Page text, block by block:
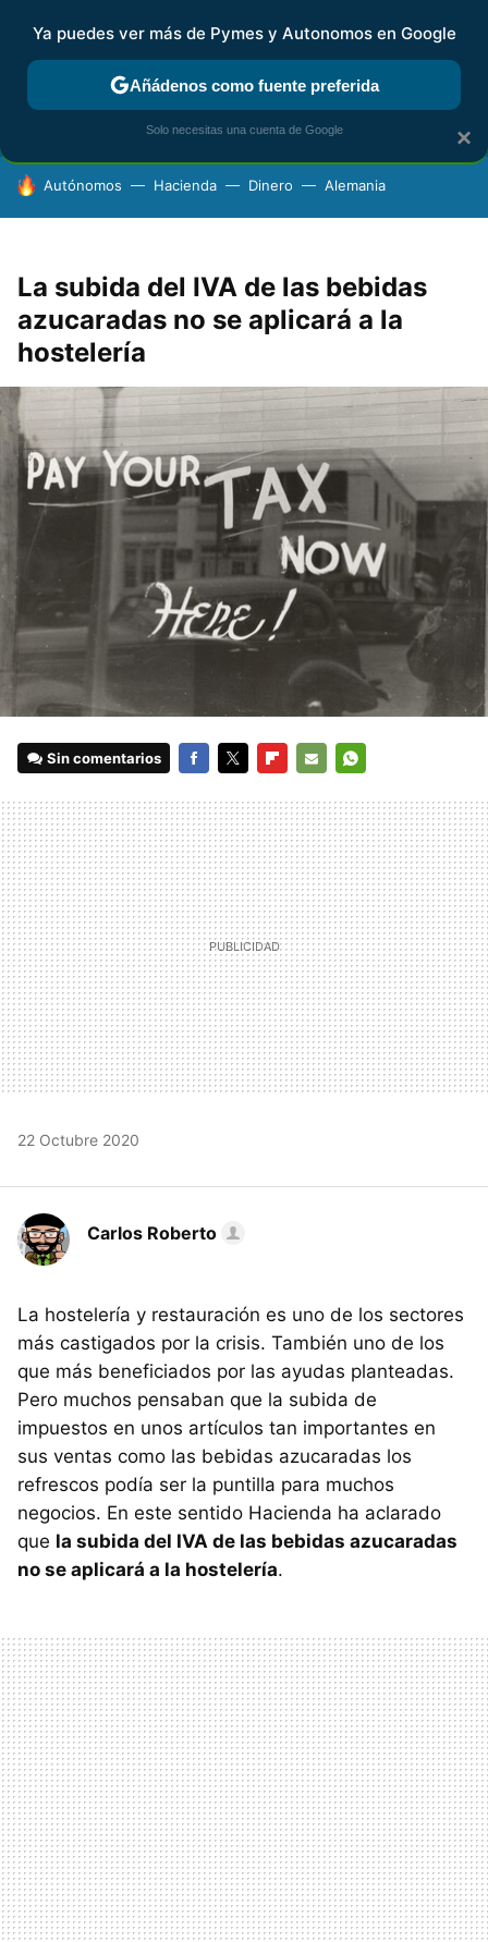
FISCALIDAD Y CONTABILIDAD KIT DIGITAL RENTA
HOY SE HABLA DE
Autónomos Hacienda Dinero Alemania
La subida del IVA de las bebidas
azucaradas no se aplicará a la
hostelería
Sin comentarios
MAIL
22 Octubre 2020
Carlos Roberto
La hostelería y restauración es uno de los sectores
más castigados por la crisis. También uno de los
que más beneficiados por las ayudas planteadas.
Pero muchos pensaban que la subida de
impuestos en unos artículos tan importantes en
sus ventas como las bebidas azucaradas los
refrescos podía ser la puntilla para muchos
negocios. En este sentido Hacienda ha aclarado
que la subida del IVA de las bebidas azucaradas
no se aplicará a la hostelería.
×
Ya puedes ver más de Pymes y Autonomos en Google
Añádenos como fuente preferida
Solo necesitas una cuenta de Google